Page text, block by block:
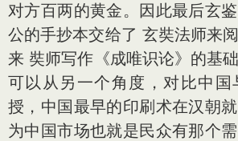
对方百两的黄金。因此最后玄
公的手抄本交给了 玄奘法师来
来 奘师写作《成唯识论》的基
可以从另一个角度，对比中国
授，中国最早的印刷术在汉朝
为中国市场也就是民众有那个